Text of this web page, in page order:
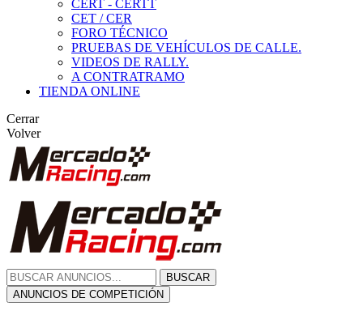
CERT - CERTT
CET / CER
FORO TÉCNICO
PRUEBAS DE VEHÍCULOS DE CALLE.
VIDEOS DE RALLY.
A CONTRATRAMO
TIENDA ONLINE
Cerrar
Volver
BUSCAR
ANUNCIOS DE COMPETICIÓN